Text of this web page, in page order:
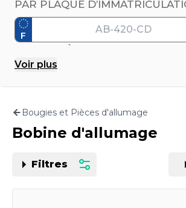
PAR PLAQUE
F
Motorisation
Voir plus
Bougies et Pièces d'allumage
Bobine d'allumage
Filtres